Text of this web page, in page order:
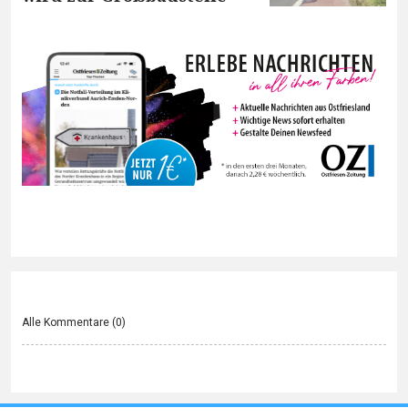
Alle Kommentare (0)